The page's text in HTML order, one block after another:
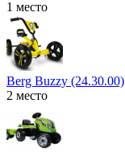
1 место
Berg Buzzy (24.30.00)
2 место